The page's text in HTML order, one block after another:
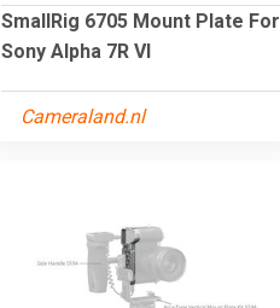
SmallRig 6705 Mount Plate For
Sony Alpha 7R VI
Cameraland.nl